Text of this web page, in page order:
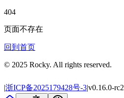
404
页面不存在
回到首页
© 2025 Rocky. All rights reserved.
|浙ICP备2025179428号-3|v0.16.0-rc2